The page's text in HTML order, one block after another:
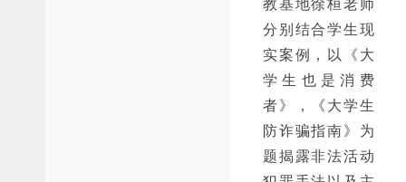
教基地徐桓老师
分别结合学生现
实案例，以《大
学生也是消费
者》，《大学生
防诈骗指南》为
题揭露非法活动